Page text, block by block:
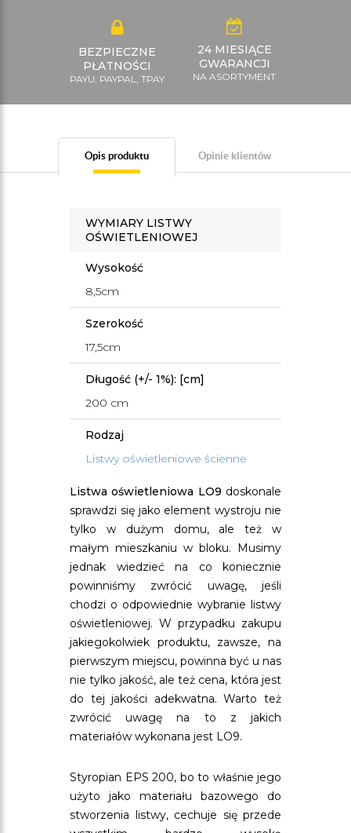
BEZPIECZNE
PŁATNOŚCI
PAYU, PAYPAL, TPAY
24 MIESIĄCE
GWARANCJI
NA ASORTYMENT
Opis produktu Opinie klientów
WYMIARY LISTWY
OŚWIETLENIOWEJ
Wysokość
8,5cm
Szerokość
17,5cm
Długość (+/- 1%): [cm]
200 cm
Rodzaj
Listwy oświetleniowe ścienne
Listwa oświetleniowa LO9 doskonale
sprawdzi się jako element wystroju nie
tylko w dużym domu, ale też w
małym mieszkaniu w bloku. Musimy
jednak wiedzieć na co koniecznie
powinniśmy zwrócić uwagę, jeśli
chodzi o odpowiednie wybranie listwy
oświetleniowej. W przypadku zakupu
jakiegokolwiek produktu, zawsze, na
pierwszym miejscu, powinna być u nas
nie tylko jakość, ale też cena, która jest
do tej jakości adekwatna. Warto też
zwrócić uwagę na to z jakich
materiałów wykonana jest LO9.
Styropian EPS 200, bo to właśnie jego
użyto jako materiału bazowego do
stworzenia listwy, cechuje się przede